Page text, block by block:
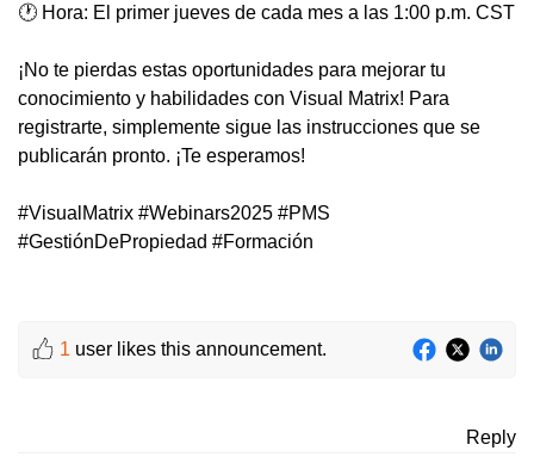
🕐 Hora: El primer jueves de cada mes a las 1:00 p.m. CST
¡No te pierdas estas oportunidades para mejorar tu
conocimiento y habilidades con Visual Matrix! Para
registrarte, simplemente sigue las instrucciones que se
publicarán pronto. ¡Te esperamos!
#VisualMatrix #Webinars2025 #PMS
#GestiónDePropiedad #Formación
1 user likes this announcement.
Reply